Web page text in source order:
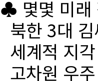
♣ 몇몇 미래
북한 3대
세계적 지
고차원 우